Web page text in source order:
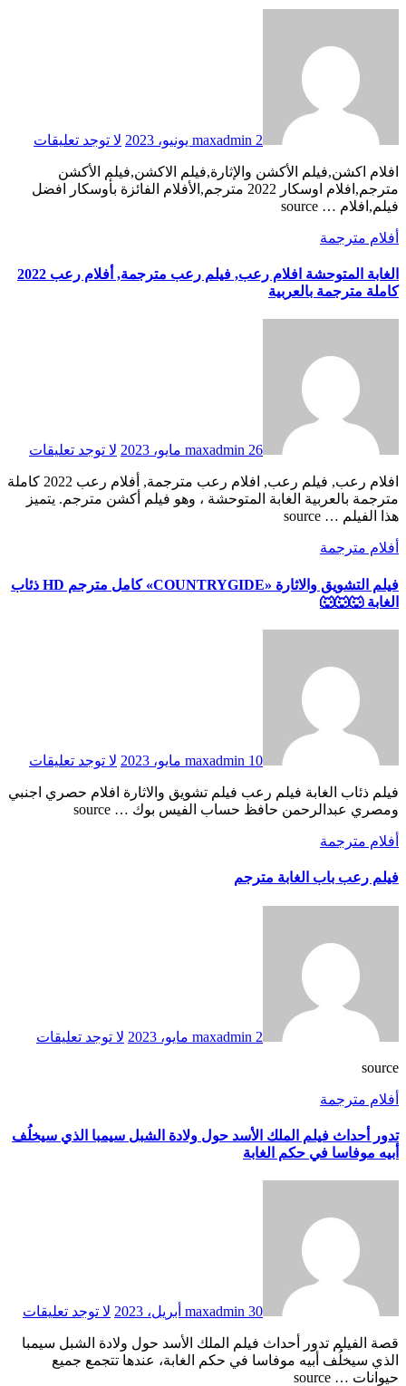
maxadmin 2 يونيو، 2023 لا توجد تعليقات
مترجم,افلام اوسكار 2022 مترجم,الأفلام الفائزة بأوسكار افضل
فيلم,افلام … source
أفلام مترجمة
الغابة المتوحشة افلام رعب, فيلم رعب مترجمة, أفلام رعب 2022
كاملة مترجمة بالعربية
maxadmin 26 مايو، 2023 لا توجد تعليقات
مترجمة بالعربية الغابة المتوحشة ، وهو فيلم أكشن مترجم. يتميز
هذا الفيلم … source
أفلام مترجمة
فيلم التشويق والاثارة «COUNTRYGIDE» كامل مترجم HD ذئاب
الغابة 🐺🐺🐺
maxadmin 10 مايو، 2023 لا توجد تعليقات
فيلم ذئاب الغابة فيلم رعب فيلم تشويق والاثارة افلام حصري اجنبي
ومصري عبدالرحمن حافظ حساب الفيس بوك … source
أفلام مترجمة
فيلم رعب باب الغابة مترجم
maxadmin 2 مايو، 2023
لا توجد تعليقات
source
أفلام مترجمة
تدور أحداث فيلم الملك الأسد حول ولادة الشبل سيمبا الذي سيخلُف
أبيه موفاسا في حكم الغابة
maxadmin 30 أبريل، 2023 لا توجد تعليقات
قصة الفيلم تدور أحداث فيلم الملك الأسد حول ولادة الشبل سيمبا
الذي سيخلُف أبيه موفاسا في حكم الغابة، عندها تتجمع جميع
حيوانات … source